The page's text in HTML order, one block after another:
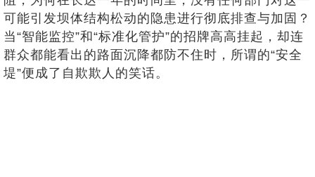
可能引发坝体结构松动的隐患进行彻底排查与加固？
当“智能监控”和“标准化管护”的招牌高高挂起，却连
群众都能看出的路面沉降都防不住时，所谓的“安全
堤”便成了自欺欺人的笑话。